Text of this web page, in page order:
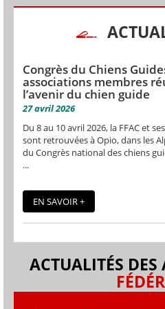
Congrès du Chiens
associations membres
l’avenir du chien guide
27 avril 2026
Du 8 au 10 avril 2026, la FFAC et
sont retrouvées à Opio, dans les
du Congrès national des chiens
...
EN SAVOIR +
ACTUALITÉS